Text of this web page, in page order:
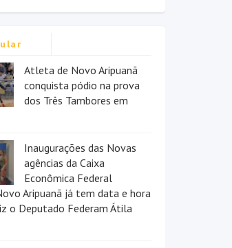
Atleta de Novo Aripuanã
conquista pódio na prova
dos Três Tambores em
Inaugurações das Novas
agências da Caixa
Econômica Federal
Aripuanã já tem data e hora
o Deputado Federam Átila